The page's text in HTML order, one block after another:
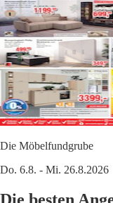
Die Möbelfundgrube
Do. 6.8. - Mi. 26.8.2026
Die besten